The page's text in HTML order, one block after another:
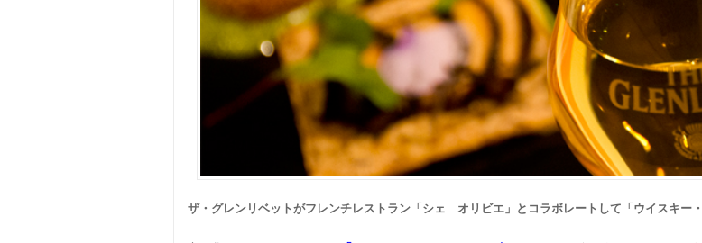
ザ・グレンリベットがフレンチレストラン「シェ オリビエ」とコラボレートして「ウイスキー